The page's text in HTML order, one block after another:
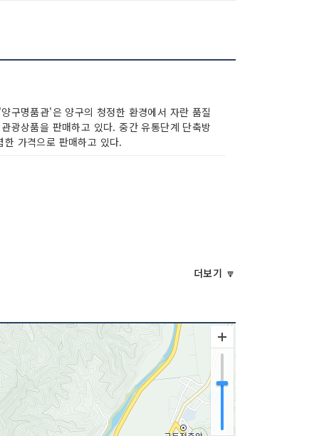
구명품관'은 양구의 청정한 환경에서 자란 품질
광상품을 판매하고 있다. 중간 유통단계 단축방
한 가격으로 판매하고 있다.
함과 진실함을 표현코자 했던 화가 박수근.
혁명성보다는 밀레처럼 진솔하고 선량한 시선으
리 시대 한국미술계의 독보적인 존재로 자리한
구군 박수근 선생 생가 터에 200여 평 규모로
더보기 🔽